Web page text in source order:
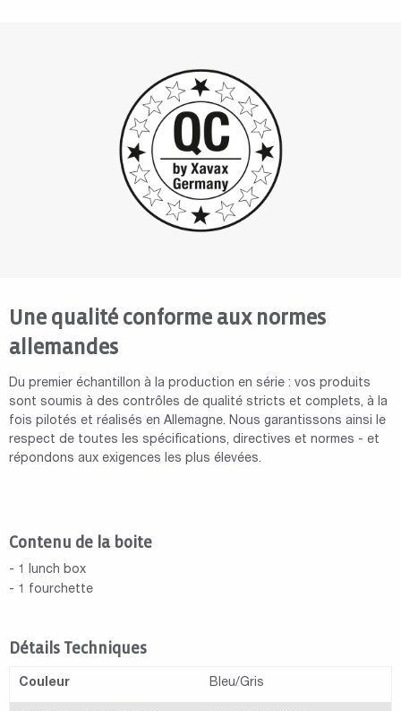
Une qualité conforme aux normes
allemandes
Du premier échantillon à la production en série : vos produits
sont soumis à des contrôles de qualité stricts et complets, à la
fois pilotés et réalisés en Allemagne. Nous garantissons ainsi le
respect de toutes les spécifications, directives et normes - et
répondons aux exigences les plus élevées.
Contenu de la boite
- 1 lunch box
- 1 fourchette
Détails Techniques
Couleur Bleu/Gris